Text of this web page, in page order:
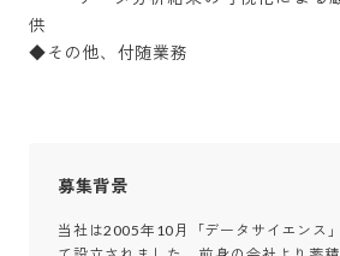
供
◆その他、付随業務
募集背景
当社は2005年10月「データサイエンス